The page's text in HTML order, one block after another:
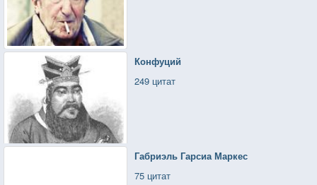
Конфуций
249 цитат
Габриэль Гарсиа Маркес
75 цитат